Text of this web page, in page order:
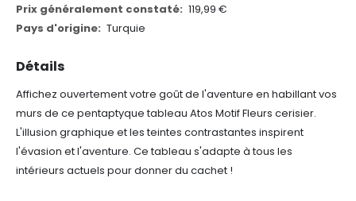
Détails
Affichez ouvertement votre goût de l'aventure en habillant vos
murs de ce pentaptyque tableau Atos Motif Fleurs cerisier.
L'illusion graphique et les teintes contrastantes inspirent
l'évasion et l'aventure. Ce tableau s'adapte à tous les
intérieurs actuels pour donner du cachet !
119,99 €
Turquie